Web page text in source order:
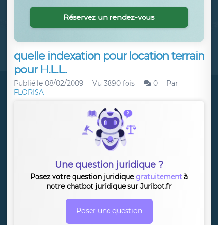
quelle indexation pour location terrain
pour H.L.L.
Publié le 08/02/2009 Vu 3890 fois 0
Par
FLORISA
Une question juridique ?
Posez votre question juridiquegratuitement à
notre chatbot juridique sur Juribot.fr
Poser une question
Réservez un rendez-vous